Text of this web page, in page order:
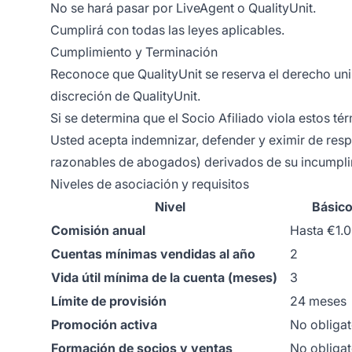
No se hará pasar por LiveAgent o QualityUnit.
Cumplirá con todas las leyes aplicables.
Cumplimiento y Terminación
Reconoce que QualityUnit se reserva el derecho
discreción de QualityUnit.
Si se determina que el Socio Afiliado viola estos
Usted acepta indemnizar, defender y eximir de
razonables de abogados) derivados de su
Niveles de asociación y requisitos
Nivel
Básico
Comisión anual
Hasta
Cuentas mínimas vendidas al año
2
Vida útil mínima de la cuenta (meses)
3
Límite de provisión
24 meses
Promoción activa
No
Formación de socios y ventas
No